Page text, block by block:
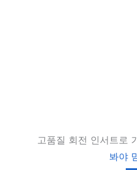
고품질 회전 인서트로
봐야